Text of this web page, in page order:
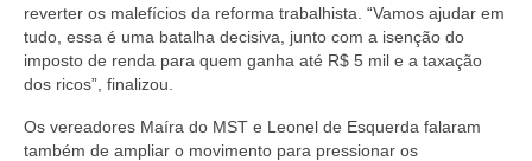
CIPA
BENEFÍCIOS
Sede social
reverter os malefícios da reforma trabalhista. “Vamos ajudar em
tudo, essa é uma batalha decisiva, junto com a isenção do
imposto de renda para quem ganha até R$ 5 mil e a taxação
dos ricos”, finalizou.
Os vereadores Maíra do MST e Leonel de Esquerda falaram
também de ampliar o movimento para pressionar os